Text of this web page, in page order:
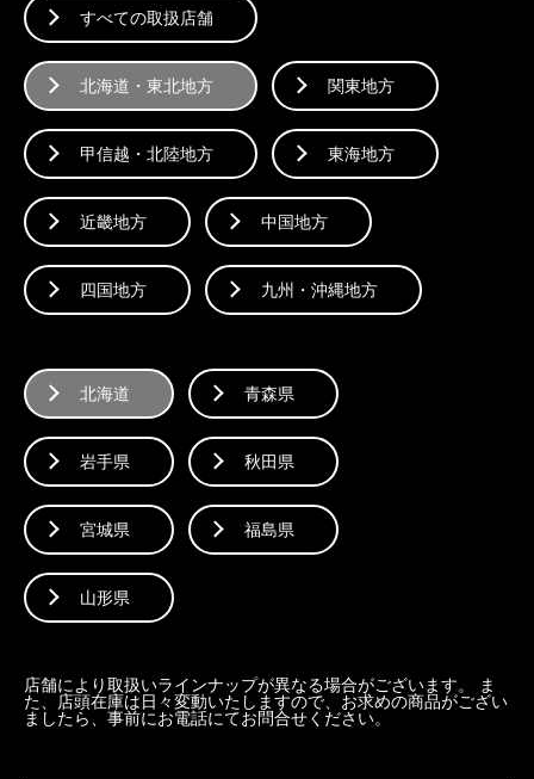
すべての取扱店舗
北海道・東北地方 関東地方
甲信越・北陸地方 東海地方
近畿地方 中国地方
四国地方 九州・沖縄地方
北海道 青森県
岩手県 秋田県
宮城県 福島県
山形県
店舗により取扱いラインナップが異なる場合がございます。 ま
た、店頭在庫は日々変動いたしますので、お求めの商品がござい
ましたら、事前にお電話にてお問合せください。